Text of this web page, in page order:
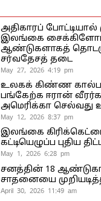
அதிகாரப் போட்டியால்
இலங்கை
ஆண்டுகளாகத்
சர்வதேசத் தடை
May 27, 2026 4:19 pm
உலகக் கிண்ண
பங்கேற்க ஈரான்
அமெரிக்கா செல்வது
May 12, 2026 8:37 pm
இலங்கை
கட்டியெழுப்ப புதிய
May 1, 2026 6:28 pm
சனத்தின் 18
சாதனையை
April 30, 2026 11:49 am